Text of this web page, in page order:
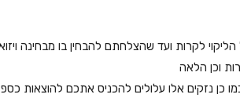
לקרות ועד שהצלחתם להבחין בו מבחינה
וכן הלאה
נזקים אלו עלולים להכניס אתכם להוצאות